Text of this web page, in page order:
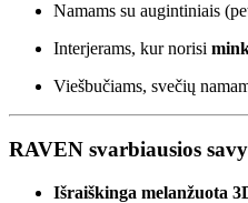
Namams su augintiniais
Interjerams, kur norisi
Viešbučiams, svečių
RAVEN svarbiausios
Išraiškinga melanžuota